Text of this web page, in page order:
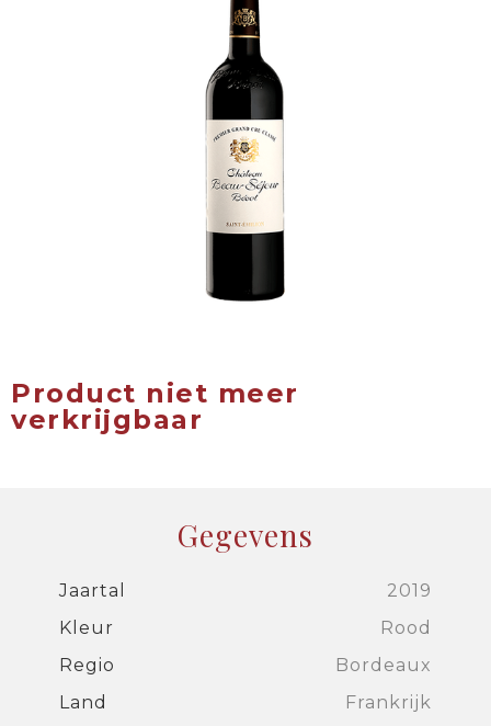
Product niet meer
verkrijgbaar
Gegevens
Jaartal
2019
Kleur
Rood
Regio
Bordeaux
Land
Frankrijk